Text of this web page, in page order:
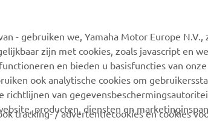
ONDERSTEUNING
Webshop-ondersteuning
Onderdelencatalogus
- gebruiken we, Yamaha Motor Europe N.V.,
zijn met cookies, zoals javascript en
en bieden u basisfuncties van
ook analytische cookies om
van
producten, diensten en
tracking- / advertentiecookies en cookies